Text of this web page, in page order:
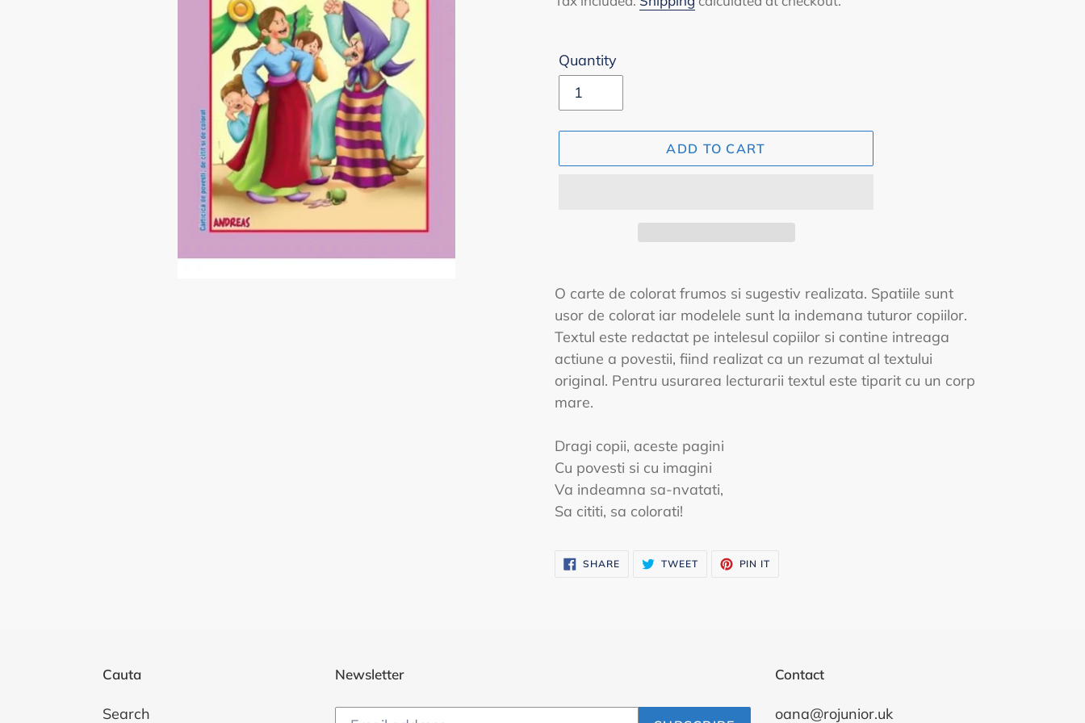
Quantity
ADD TO CART
product
to
your
cart
O carte de colorat frumos si sugestiv realizata. Spatiile sunt
usor de colorat iar modelele sunt la indemana tuturor copiilor.
Textul este redactat pe intelesul copiilor si contine intreaga
actiune a povestii, fiind realizat ca un rezumat al textului
original. Pentru usurarea lecturarii textul este tiparit cu un corp
mare.
Dragi copii, aceste pagini
Cu povesti si cu imagini
Va indeamna sa-nvatati,
Sa cititi, sa colorati!
SHARESHARE
ON
TWEETTWEET PIN IT
Cauta
Search
Newsletter Contact
oana@rojunior.uk